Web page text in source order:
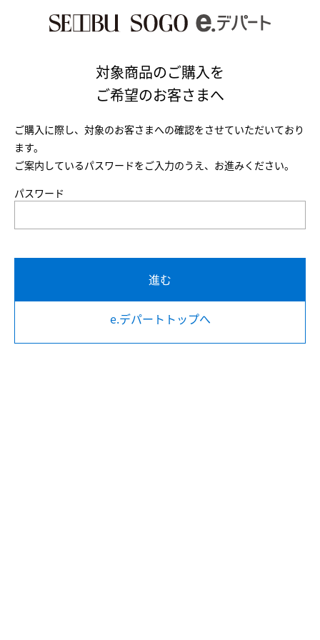
対象商品のご購入を
ご希望のお客さまへ
ご購入に際し、対象のお客さまへの確認をさせていただいており
ます。
ご案内しているパスワードをご入力のうえ、お進みください。
パスワード
進む
e.デパートトップへ